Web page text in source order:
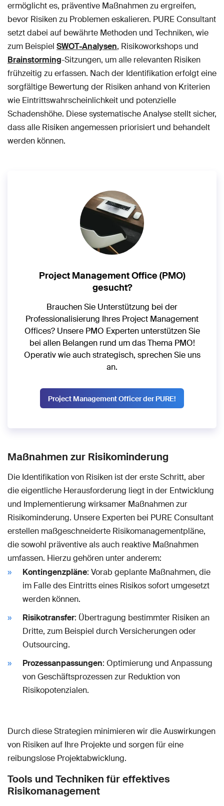
ermöglicht es, präventive Maßnahmen zu ergreifen,
bevor Risiken zu Problemen eskalieren. PURE Consultant
setzt dabei auf bewährte Methoden und Techniken, wie
zum Beispiel SWOT-Analysen, Risikoworkshops und
Brainstorming-Sitzungen, um alle relevanten Risiken
frühzeitig zu erfassen. Nach der Identifikation erfolgt eine
sorgfältige Bewertung der Risiken anhand von Kriterien
wie Eintrittswahrscheinlichkeit und potenzielle
Schadenshöhe. Diese systematische Analyse stellt sicher,
dass alle Risiken angemessen priorisiert und behandelt
werden können.
Project Management Office (PMO)
gesucht?
Brauchen Sie Unterstützung bei der
Professionalisierung Ihres Project Management
Offices? Unsere PMO Experten unterstützen Sie
bei allen Belangen rund um das Thema PMO!
Operativ wie auch strategisch, sprechen Sie uns
an.
Project Management Officer der PURE!
Maßnahmen zur Risikominderung
Die Identifikation von Risiken ist der erste Schritt, aber
die eigentliche Herausforderung liegt in der Entwicklung
und Implementierung wirksamer Maßnahmen zur
Risikominderung. Unsere Experten bei PURE Consultant
erstellen maßgeschneiderte Risikomanagementpläne,
die sowohl präventive als auch reaktive Maßnahmen
umfassen. Hierzu gehören unter anderem:
Kontingenzpläne: Vorab geplante Maßnahmen, die
im Falle des Eintritts eines Risikos sofort umgesetzt
werden können.
Risikotransfer: Übertragung bestimmter Risiken an
Dritte, zum Beispiel durch Versicherungen oder
Outsourcing.
Prozessanpassungen: Optimierung und Anpassung
von Geschäftsprozessen zur Reduktion von
Risikopotenzialen.
Durch diese Strategien minimieren wir die Auswirkungen
von Risiken auf Ihre Projekte und sorgen für eine
reibungslose Projektabwicklung.
Tools und Techniken für effektives
Risikomanagement